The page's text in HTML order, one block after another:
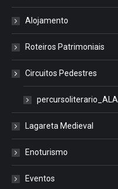
Alojamento
Roteiros Patrimoniais
Circuitos Pedestres
percursoliterario_ALA
Lagareta Medieval
Enoturismo
Eventos